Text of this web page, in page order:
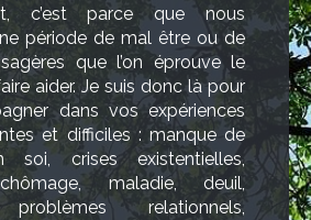
c’est parce que nous
période de mal être ou de
que l’on éprouve le
aider. Je suis donc là pour
dans vos expériences
et difficiles : manque de
soi, crises existentielles,
maladie, deuil,
problèmes relationnels,